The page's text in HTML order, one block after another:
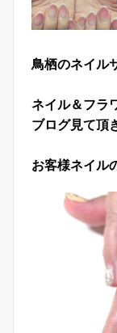
鳥栖のネイ
ネイル＆フラ
ブログ見て頂
お客様ネイル